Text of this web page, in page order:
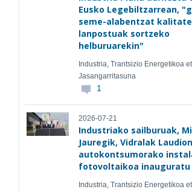
Eusko Legebiltzarrean,
seme-alabentzat
lanpostuak sortzeko
helburuarekin"
Industria, Trantsizio Energetikoa
Jasangarritasuna
1
2026-07-21
Industriako sailburuak,
Jauregik, Vidralak
autokontsumorako
fotovoltaikoa inauguratu
Industria, Trantsizio Energetikoa